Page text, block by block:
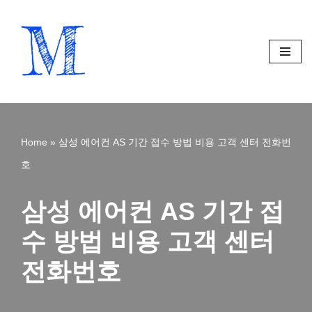
Skip
Home » 삼성 에어컨 AS 기간 접수 방법 비용 고객 센터 전화번
호
삼성 에어컨 AS 기간 접
수 방법 비용 고객 센터
전화번호